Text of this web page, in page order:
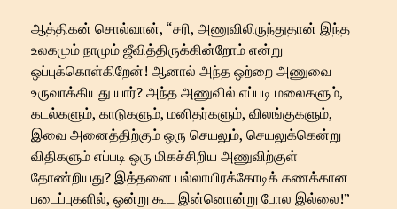
ஆத்திகன் சொல்வான், “சரி, அணுவிலிருந்துதான் இந்த
உலகமும் நாமும் ஜீவித்திருக்கின்றோம் என்று
ஒப்புக்கொள்கிறேன்! ஆனால் அந்த ஒற்றை அணுவை
உருவாக்கியது யார்? அந்த அணுவில் எப்படி மலைகளும்,
கடல்களும், காடுகளும், மனிதர்களும், விலங்குகளும்,
இவை அனைத்திற்கும் ஒரு செயலும், செயலுக்கென்று
விதிகளும் எப்படி ஒரு மிகச்சிறிய அணுவிற்குள்
தோண்றியது? இத்தனை பல்லாயிரக்கோடிக் கணக்கான
படைப்புகளில், ஒன்று கூட இன்னொன்று போல இல்லை!”